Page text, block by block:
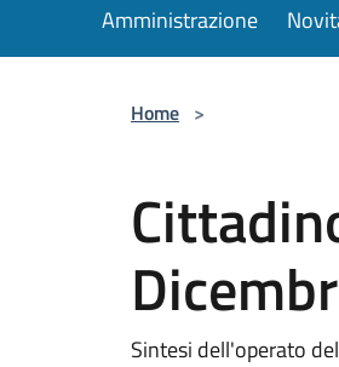
Amministrazione
Home >
Sintesi dell'operato